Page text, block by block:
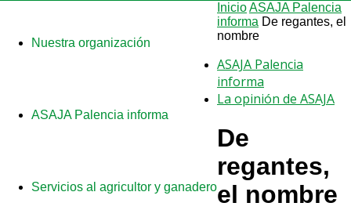
Nuestra organización
ASAJA Palencia informa
Servicios al agricultor y ganadero
InicioASAJA Palencia
informa De regantes, el
nombre
ASAJA Palencia
informa
La opinión de ASAJA
De
regantes,
el nombre